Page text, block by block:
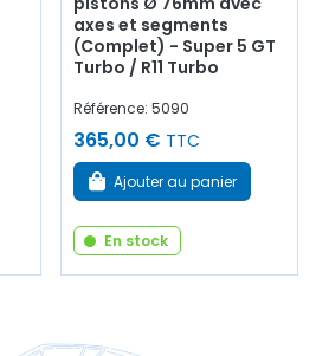
axes et segments
(Complet) - Super 5 GT
Turbo / R11 Turbo
Référence: 5090
365,00 € TTC
Ajouter au panier
En stock